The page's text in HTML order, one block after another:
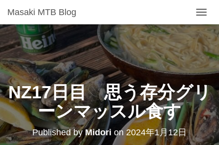
Masaki MTB Blog
G
G
L
E
N
A
V
I
G
A
T
I
NZ17日目 思う存分グリ
ーンマッスル食す
Published by Midori on2024年1月12日